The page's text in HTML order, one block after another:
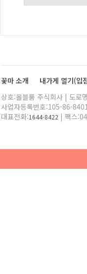
꽃마 소개 내가게 열기(입
상호:올블룸 주식회사 | 도로
사업자등록번호:105-86-
대표전화:1644-8422 | 팩스